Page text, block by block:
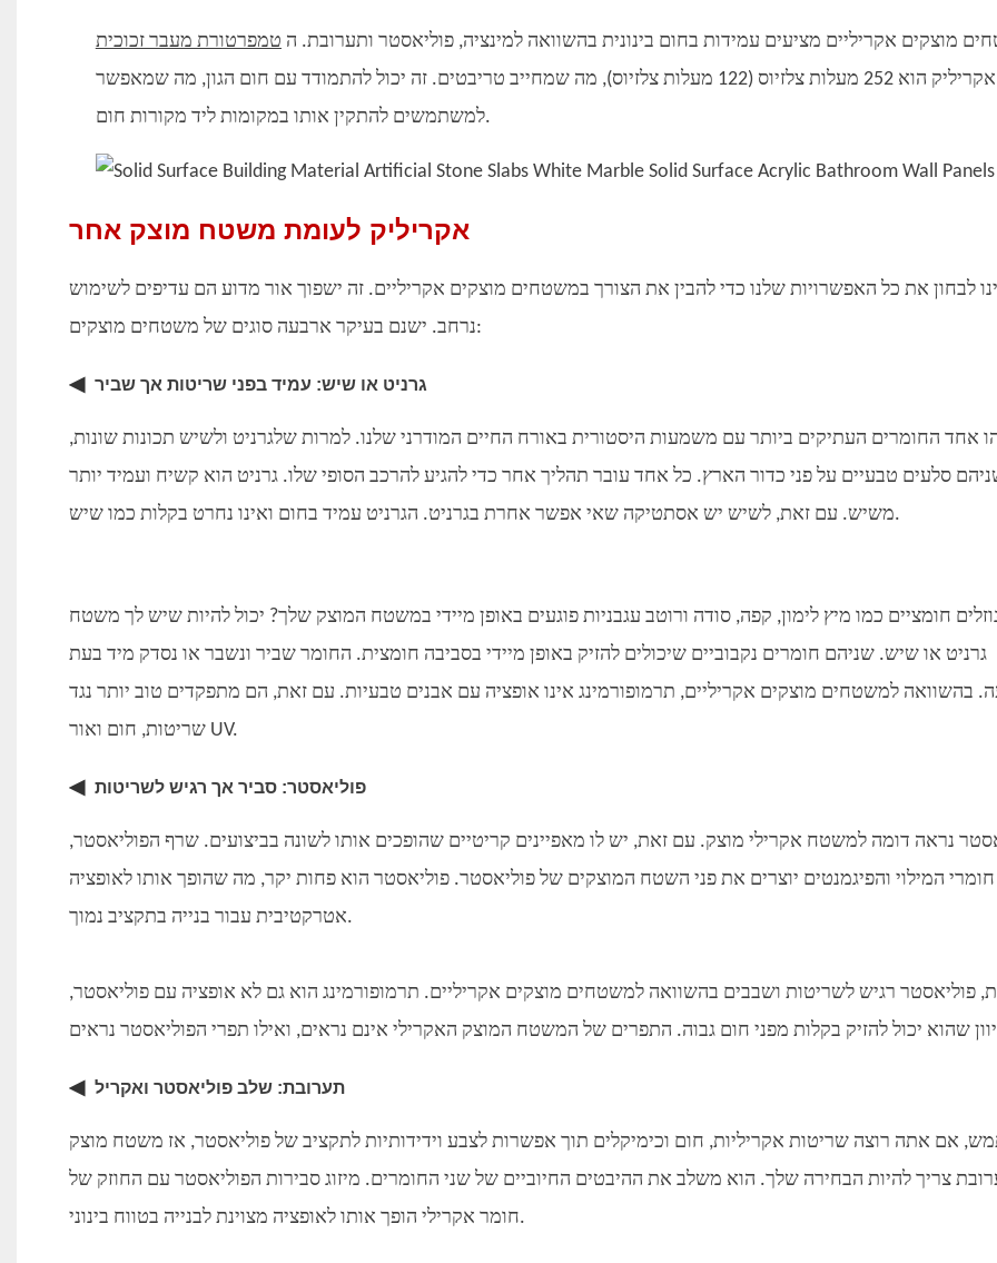
מוצקים אקריליים מציעים עמידות בחום בינונית בהשוואה למינציה, פוליאסטר ותערובת. ה טמפרטורת מעבר זכוכית
אקריליק הוא 252 מעלות צלזיוס (122 מעלות צלזיוס), מה שמחייב טריבטים. זה יכול להתמודד עם חום הגון, מה שמאפשר
למשתמשים להתקין אותו במקומות ליד מקורות חום.
אקריליק לעומת משטח מוצק אחר
לבחון את כל האפשרויות שלנו כדי להבין את הצורך במשטחים מוצקים אקריליים. זה ישפוך אור מדוע הם עדיפים לשימוש
נרחב. ישנם בעיקר ארבעה סוגים של משטחים מוצקים:
◀ גרניט או שיש: עמיד בפני שריטות אך שביר
אחד החומרים העתיקים ביותר עם משמעות היסטורית באורח החיים המודרני שלנו. למרות שלגרניט ולשיש תכונות שונות,
סלעים טבעיים על פני כדור הארץ. כל אחד עובר תהליך אחר כדי להגיע להרכב הסופי שלו. גרניט הוא קשיח ועמיד יותר
משיש. עם זאת, לשיש יש אסתטיקה שאי אפשר אחרת בגרניט. הגרניט עמיד בחום ואינו נחרט בקלות כמו שיש.
חומציים כמו מיץ לימון, קפה, סודה ורוטב עגבניות פוגעים באופן מיידי במשטח המוצק שלך? יכול להיות שיש לך משטח
גרניט או שיש. שניהם חומרים נקבוביים שיכולים להזיק באופן מיידי בסביבה חומצית. החומר שביר ונשבר או נסדק מיד בעת
בהשוואה למשטחים מוצקים אקריליים, תרמופורמינג אינו אופציה עם אבנים טבעיות. עם זאת, הם מתפקדים טוב יותר נגד
שריטות, חום ואור UV.
◀ פוליאסטר: סביר אך רגיש לשריטות
נראה דומה למשטח אקרילי מוצק. עם זאת, יש לו מאפיינים קריטיים שהופכים אותו לשונה בביצועים. שרף הפוליאסטר,
חומרי המילוי והפיגמנטים יוצרים את פני השטח המוצקים של פוליאסטר. פוליאסטר הוא פחות יקר, מה שהופך אותו לאופציה
אטרקטיבית עבור בנייה בתקציב נמוך.
פוליאסטר רגיש לשריטות ושבבים בהשוואה למשטחים מוצקים אקריליים. תרמופורמינג הוא גם לא אופציה עם פוליאסטר,
◀ תערובת: שלב פוליאסטר ואקריל
אם אתה רוצה שריטות אקריליות, חום וכימיקלים תוך אפשרות לצבע וידידותיות לתקציב של פוליאסטר, אז משטח מוצק
צריך להיות הבחירה שלך. הוא משלב את ההיבטים החיוביים של שני החומרים. מיזוג סבירות הפוליאסטר עם החוזק של
חומר אקרילי הופך אותו לאופציה מצוינת לבנייה בטווח בינוני.